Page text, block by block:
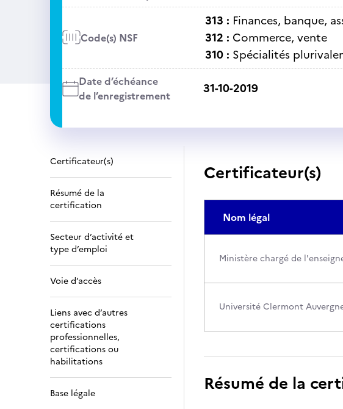
Code(s) NSF
313 : Finances, banque,
312 : Commerce, vente
310 : Spécialités
Date d’échéance
de l’enregistrement
31-10-2019
Certificateur(s)
Résumé de la
certification
Secteur d’activité et
type d’emploi
Voie d’accès
Liens avec d’autres
certifications
professionnelles,
certifications ou
habilitations
Base légale
Certificateur(s)
Nom légal
Ministère chargé de
Université Clermont
Résumé de la